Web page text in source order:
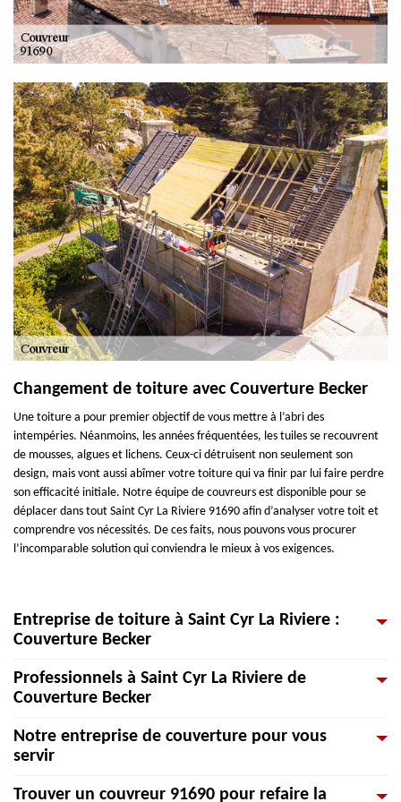
Changement de toiture avec Couverture Becker
Une toiture a pour premier objectif de vous mettre à l’abri des
intempéries. Néanmoins, les années fréquentées, les tuiles se recouvrent
de mousses, algues et lichens. Ceux-ci détruisent non seulement son
design, mais vont aussi abîmer votre toiture qui va finir par lui faire perdre
son efficacité initiale. Notre équipe de couvreurs est disponible pour se
déplacer dans tout Saint Cyr La Riviere 91690 afin d’analyser votre toit et
comprendre vos nécessités. De ces faits, nous pouvons vous procurer
l’incomparable solution qui conviendra le mieux à vos exigences.
Entreprise de toiture à Saint Cyr La Riviere :
Couverture Becker
Vous recherchez une entreprise de toiture à Saint Cyr La Riviere et ses
environs ? Couverture Becker est votre associé de confiance. Avec un
équipe de couvreurs, notre entreprise est en mesure de se charger tous
types de projets de toiture, tout en respectant les règles du métier et les
de réaliser vos travaux de toiture avec réussite, professionnalisme et
Professionnels à Saint Cyr La Riviere de
Couverture Becker
Vous pensez contacter une entreprise de couverture pour faire vos travaux
de toiture ? Le couvreur soigne ou répare les toitures d'immeubles ou des
construction hors d’eau. Ils préparent la surface à couvrir et fixe sur la
Notre entreprise de couverture pour vous
servir
Depuis quelque temps, l'entreprise Couverture Becker met son
Trouver un couvreur 91690 pour refaire la